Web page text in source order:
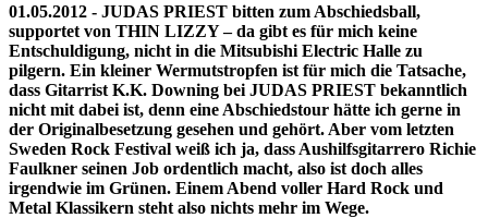
01.05.2012 - JUDAS PRIEST bitten zum Abschiedsball,
supportet von THIN LIZZY – da gibt es für mich keine
Entschuldigung, nicht in die Mitsubishi Electric Halle zu
pilgern. Ein kleiner Wermutstropfen ist für mich die Tatsache,
dass Gitarrist K.K. Downing bei JUDAS PRIEST bekanntlich
nicht mit dabei ist, denn eine Abschiedstour hätte ich gerne in
der Originalbesetzung gesehen und gehört. Aber vom letzten
Sweden Rock Festival weiß ich ja, dass Aushilfsgitarrero Richie
Faulkner seinen Job ordentlich macht, also ist doch alles
irgendwie im Grünen. Einem Abend voller Hard Rock und
Metal Klassikern steht also nichts mehr im Wege.